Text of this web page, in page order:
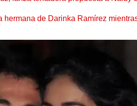
hermana de Darinka Ramírez